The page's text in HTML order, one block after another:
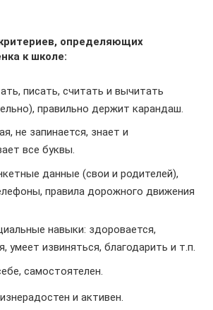
определяющих
к школе:
писать, считать и вычитать
правильно держит карандаш.
не запинается, знает и
все буквы.
данные (свои и родителей),
правила дорожного движения
навыки: здоровается,
умеет извиняться, благодарить и т.п.
самостоятелен.
и активен.